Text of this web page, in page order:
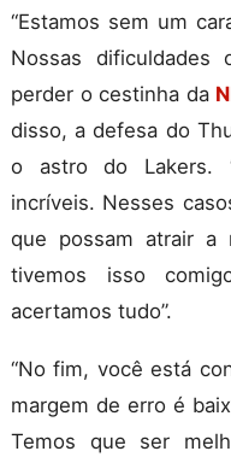
“Estamos sem um
Nossas dificuldades
perder o cestinha da
disso, a defesa do
o astro do Lakers.
incríveis. Nesses
que possam atrair a
tivemos isso
acertamos tudo”.
“No fim, você está
margem de erro é
Temos que ser